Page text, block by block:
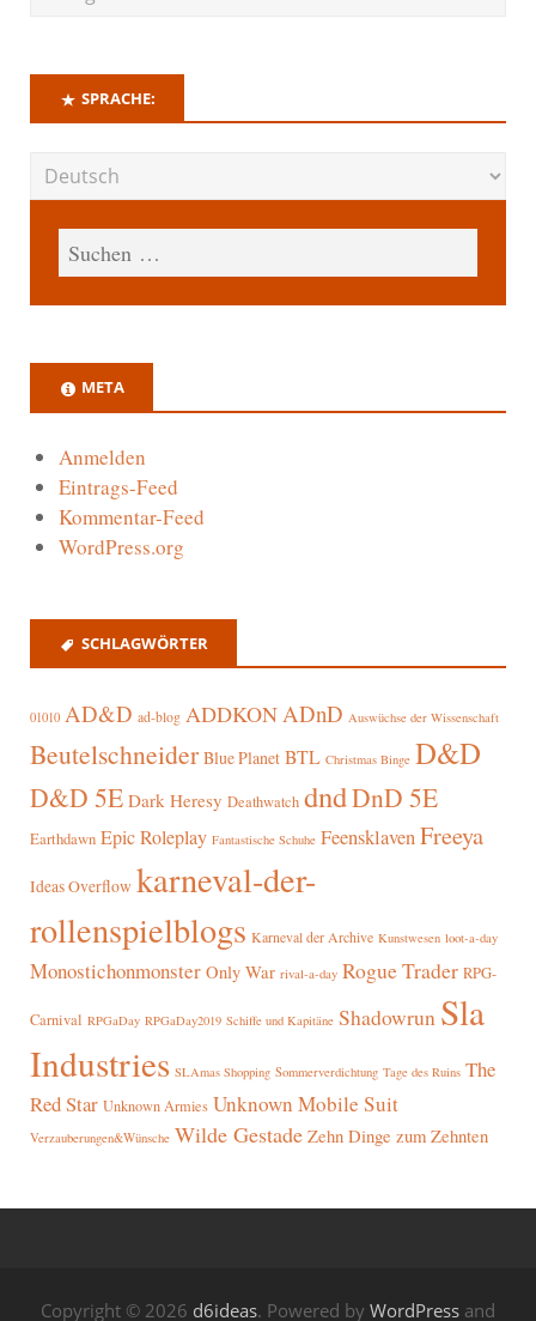
SPRACHE:
META
Anmelden
Eintrags-Feed
Kommentar-Feed
WordPress.org
SCHLAGWÖRTER
01010 AD&D ad-blog ADDKONADnD Auswüchse der Wissenschaft
Beutelschneider Blue Planet BTL Christmas Binge D&D
D&D 5E Dark Heresy Deathwatch dndDnD 5E
Earthdawn Epic Roleplay Fantastische Schuhe FeensklavenFreeya
Ideas Overflow karneval-der-
rollenspielblogs Karneval der Archive Kunstwesen loot-a-day
Monostichonmonster Only War rival-a-day Rogue Trader RPG-
Carnival RPGaDay RPGaDay2019 Schiffe und Kapitäne Shadowrun Sla
Industries SLAmas Shopping Sommerverdichtung Tage des Ruins The
Red Star Unknown Armies Unknown Mobile Suit
Verzauberungen&Wünsche Wilde Gestade Zehn Dinge zum Zehnten
Copyright © 2026 d6ideas. Powered by WordPress and